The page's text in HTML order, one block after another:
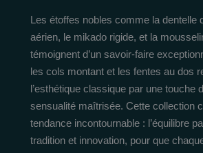
Les étoffes nobles comme la dentelle
aérien, le mikado rigide, et la
témoignent d’un savoir-faire
les cols montant et les fentes au dos
l’esthétique classique par une touche
sensualité maîtrisée. Cette collection
tendance incontournable : l’équilibre
tradition et innovation, pour que